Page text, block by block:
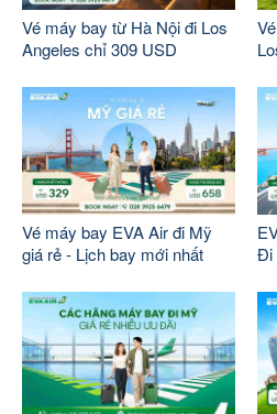
Vé máy bay từ Hà Nội đi Los
Angeles chỉ 309 USD
Vé máy bay EVA Air đi Mỹ
giá rẻ - Lịch bay mới nhất
Đi